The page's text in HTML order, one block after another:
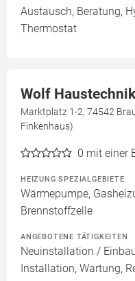
Austausch, Beratung,
Thermostat
Wolf
Marktplatz 1-2, 74542
Finkenhaus)
0 mit einer
HEIZUNG SPEZIALGEBIETE
Wärmepumpe,
Brennstoffzelle
ANGEBOTENE TÄTIGKEITEN
Neuinstallation /
Installation, Wartung,